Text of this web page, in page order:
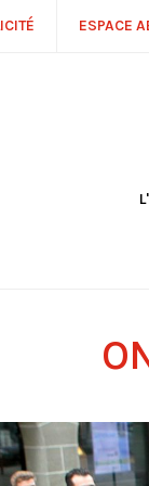
ESPACE